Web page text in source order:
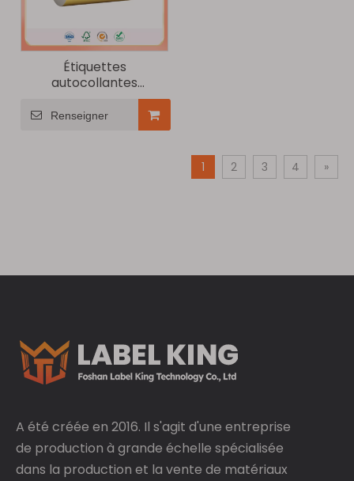
Étiquettes
autocollantes
luxueuses en or brossé
de 38 μm avec glassine
Renseigner
1 2 3 4 »
A été créée en 2016. Il s'agit d'une entreprise
de production à grande échelle spécialisée
dans la production et la vente de matériaux